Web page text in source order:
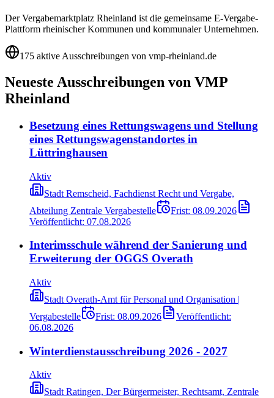
Der Vergabemarktplatz Rheinland ist die gemeinsame E-Vergabe-
Plattform rheinischer Kommunen und kommunaler Unternehmen.
175 aktive Ausschreibungen von vmp-rheinland.de
Neueste Ausschreibungen von VMP
Rheinland
Besetzung eines Rettungswagens und Stellung
eines Rettungswagenstandortes in
Lüttringhausen
Aktiv
Stadt Remscheid, Fachdienst Recht und Vergabe,
Abteilung Zentrale Vergabestelle
Frist: 08.09.2026
Veröffentlicht: 07.08.2026
Interimsschule während der Sanierung und
Erweiterung der OGGS Overath
Aktiv
Stadt Overath-Amt für Personal und Organisation |
Vergabestelle
Frist: 08.09.2026
Veröffentlicht:
06.08.2026
Winterdienstausschreibung 2026 - 2027
Aktiv
Stadt Ratingen, Der Bürgermeister, Rechtsamt, Zentrale